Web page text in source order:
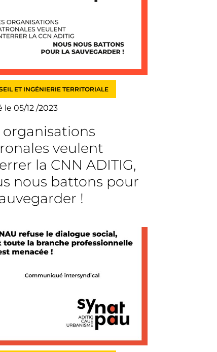
ET INGÉNIERIE TERRITORIALE
le 05/12 /2023
organisations
veulent
la CNN ADITIG,
nous battons pour
!